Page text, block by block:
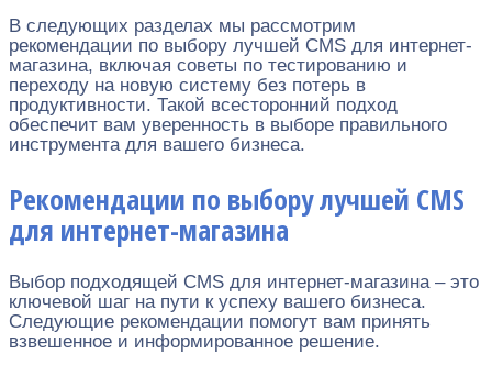
В следующих разделах мы рассмотрим
рекомендации по выбору лучшей CMS для интернет-
магазина, включая советы по тестированию и
переходу на новую систему без потерь в
продуктивности. Такой всесторонний подход
обеспечит вам уверенность в выборе правильного
инструмента для вашего бизнеса.
Рекомендации по выбору лучшей CMS
для интернет-магазина
Выбор подходящей CMS для интернет-магазина – это
ключевой шаг на пути к успеху вашего бизнеса.
Следующие рекомендации помогут вам принять
взвешенное и информированное решение.